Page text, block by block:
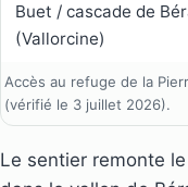
Accès au refuge de la
(vérifié le 3 juillet 2026).
Buet / cascade de
(Vallorcine)
Le sentier remonte